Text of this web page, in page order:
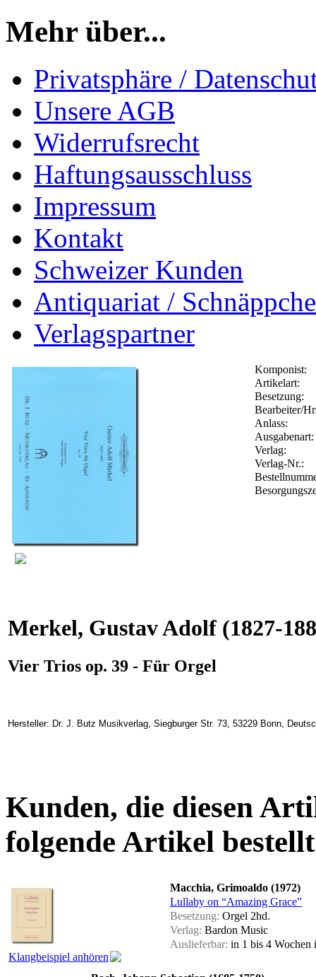
Mehr über...
Privatsphäre /
Unsere AGB
Widerrufsrecht
Haftungsausschluss
Impressum
Kontakt
Schweizer Kunden
Antiquariat /
Verlagspartner
Komponist:
Artikelart:
Besetzung:
Bearbeiter/
Anlass:
Ausgabenart:
Verlag:
Verlag-Nr.:
Merkel, Gustav Adolf (1827-
Vier Trios op. 39 - Für Orgel
Hersteller: Dr. J. Butz Musikverlag, Siegburger Str. 73, 53229 Bonn,
Kunden, die diesen
folgende Artikel
Klangbeispiel anhören
Macchia, Grimoaldo (1972)
Lullaby on “Amazing Grace”
Besetzung: Orgel 2hd.
Verlag: Bardon Music
Auslieferbar: in 1 bis 4 Wochen